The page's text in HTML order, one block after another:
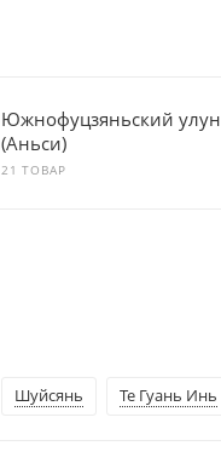
Южнофуцзяньский улун
(Аньси)
21 ТОВАР
Шуйсянь Те Гуань Инь